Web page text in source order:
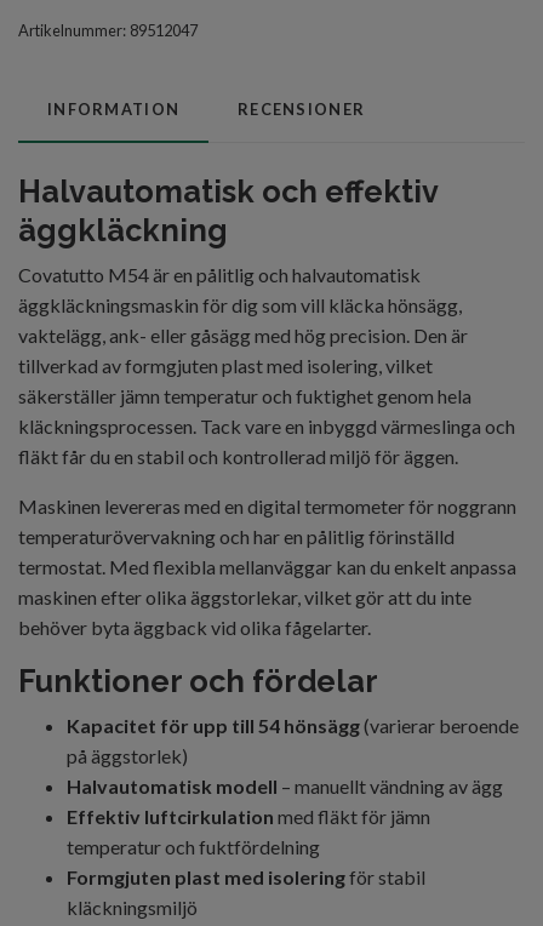
Artikelnummer: 89512047
INFORMATION RECENSIONER
Halvautomatisk och effektiv
äggkläckning
Covatutto M54 är en pålitlig och halvautomatisk
äggkläckningsmaskin för dig som vill kläcka hönsägg,
vaktelägg, ank- eller gåsägg med hög precision. Den är
tillverkad av formgjuten plast med isolering, vilket
säkerställer jämn temperatur och fuktighet genom hela
kläckningsprocessen. Tack vare en inbyggd värmeslinga och
fläkt får du en stabil och kontrollerad miljö för äggen.
Maskinen levereras med en digital termometer för noggrann
temperaturövervakning och har en pålitlig förinställd
termostat. Med flexibla mellanväggar kan du enkelt anpassa
maskinen efter olika äggstorlekar, vilket gör att du inte
behöver byta äggback vid olika fågelarter.
Funktioner och fördelar
Kapacitet för upp till 54 hönsägg(varierar beroende
på äggstorlek)
Halvautomatisk modell – manuellt vändning av ägg
Effektiv luftcirkulation med fläkt för jämn
temperatur och fuktfördelning
Formgjuten plast med isoleringför stabil
kläckningsmiljö